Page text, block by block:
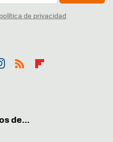
política de privacidad
de...